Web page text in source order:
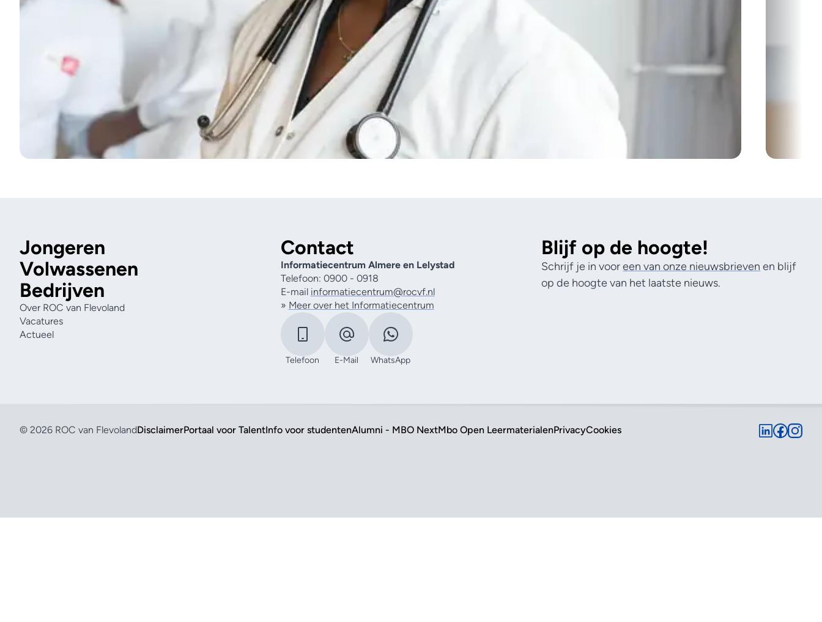
Jongeren
Volwassenen
Bedrijven
Over ROC van Flevoland
Vacatures
Actueel
Contact
Informatiecentrum Almere en Lelystad
Telefoon: 0900 - 0918
E-mail informatiecentrum@rocvf.nl
» Meer over het Informatiecentrum
Telefoon E-Mail WhatsApp
Blijf op de hoogte!
Schrijf je in vooreen van onze nieuwsbrieven en blijf
op de hoogte van het laatste nieuws.
DisclaimerPortaal voor TalentInfo voor studentenAlumni - MBO NextMbo Open LeermaterialenPrivacyCookies
© 2026 ROC van Flevoland